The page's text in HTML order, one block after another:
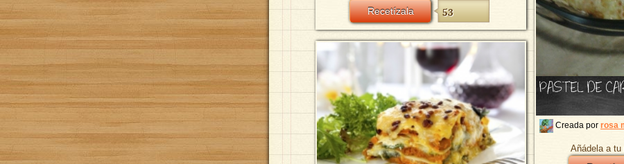
Recetízala 53
PASTEL DE
Creada por rosa
Añádela a tu